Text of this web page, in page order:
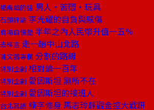
總編輯的話 男人‧苦悶‧玩具
石頭評論 李光耀的自負與感傷
商場自慢塾 半年之內人民幣升值一五％
去梯言 走一趟中山北路
陳文茜專欄 分割的路線
特別企劃 相對論一百年
特別企劃 愛因斯坦 無所不在
特別企劃 愛因斯坦的接班人
台北耳語 練字修身 馬志玲靜觀金控大戰趼